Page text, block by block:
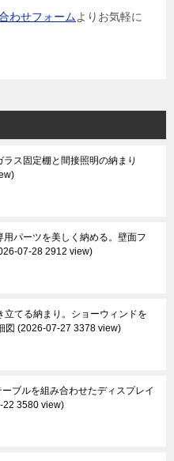
わせフォームよりお気軽に
ラス固定棚と間接照明の納まり
用パーツを美しく納める。壁面フ
07-28 2912 view
立てる納まり。ショーウィンドを
図
2026-07-27 3378 view
ーブルを組み合わせたディスプレイ
22 3580 view